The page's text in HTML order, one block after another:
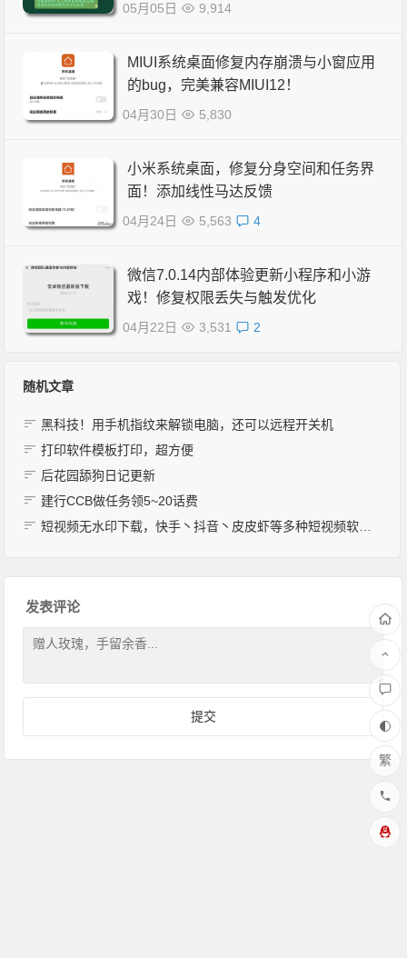
05月05日 9,914
MIUI系统桌面修复内存崩溃与小窗应用
的bug，完美兼容MIUI12！
04月30日 5,830
小米系统桌面，修复分身空间和任务界
面！添加线性马达反馈
04月24日 5,563 4
微信7.0.14内部体验更新小程序和小游
戏！修复权限丢失与触发优化
04月22日 3,531 2
随机文章
黑科技！用手机指纹来解锁电脑，还可以远程开关机
打印软件模板打印，超方便
后花园舔狗日记更新
建行CCB做任务领5~20话费
短视频无水印下载，快手丶抖音丶皮皮虾等多种短视频软件无水印下载
发表评论
繁